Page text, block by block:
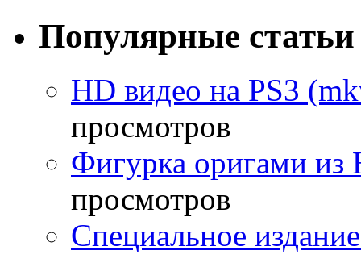
Популярные статьи
HD видео на PS3
просмотров
Фигурка оригами из
просмотров
Специальное